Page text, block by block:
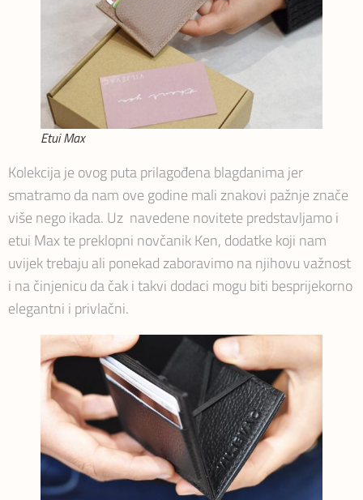
Etui Max
Kolekcija je ovog puta prilagođena blagdanima jer
smatramo da nam ove godine mali znakovi pažnje znače
više nego ikada. Uz navedene novitete predstavljamo i
etui Max te preklopni novčanik Ken, dodatke koji nam
uvijek trebaju ali ponekad zaboravimo na njihovu važnost
i na činjenicu da čak i takvi dodaci mogu biti besprijekorno
elegantni i privlačni.